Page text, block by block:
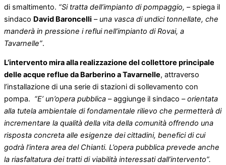
di smaltimento. “Si tratta dell’impianto di pompaggio, – spiega il
sindaco David Baroncelli – una vasca di undici tonnellate, che
manderà in pressione i reflui nell’impianto di Rovai, a
Tavarnelle”.
L’intervento mira alla realizzazione del collettore principale
delle acque reflue da Barberino a Tavarnelle, attraverso
l’installazione di una serie di stazioni di sollevamento con
pompa. “E’ un’opera pubblica – aggiunge il sindaco –orientata
alla tutela ambientale di fondamentale rilievo che permetterà di
incrementare la qualità della vita della comunità offrendo una
risposta concreta alle esigenze dei cittadini, benefici di cui
godrà l’intera area del Chianti. L’opera pubblica prevede anche
la riasfaltatura dei tratti di viabilità interessati dall’intervento”.